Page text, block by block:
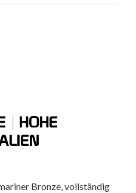
HOHE
Bronze, vollständig